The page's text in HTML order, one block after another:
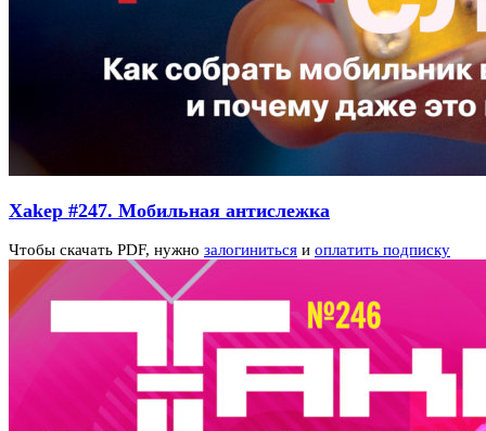
Xakep #247. Мобильная антислежка
Чтобы скачать PDF, нужно залогиниться и оплатить подписку